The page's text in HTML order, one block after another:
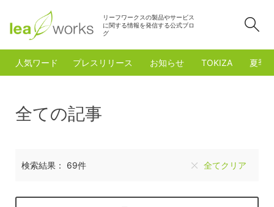
リーフワークスの製品やサービス
に関する情報を発信する公式ブロ
グ
人気ワード プレスリリース お知らせ TOKIZA 夏季
全ての記事
検索結果： 69件 全てクリア